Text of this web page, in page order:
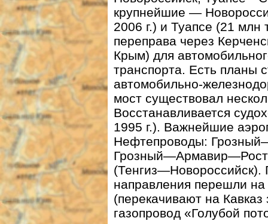
крупнейшие —
2006 г.) и Туапсе (21
переправа через
Крым) для
транспорта. Есть планы
автомобильно-
мост существовал
Восстанавливается
1995 г.). Важнейшие
Нефтепроводы:
(Тенгиз—Новороссийск).
направления перешли
(перекачивают на
газопровод «Голубой